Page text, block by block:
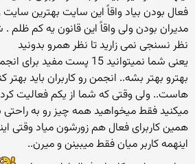
فعال بودن بیاد واقاً این سایت بهترین
مدیران بودن ولی واقاً این قانون یه كم ظلم .
نظر نسنجی نمی زارید تا نظر همرو بدونید
یعنی شما نمیتوانید 15 پست
بهترو بهتر بشه.. انجمن رو كاربران باید بهتر
هاست.. ولی وقتی كه شما از یكم فعالیت
میكنید فقط میخواهید همه چیز رو به راحتی
همین كاربرای فعال هم زورشون میاد وقتی
اینهمه كاربر میان فقط میبینن و میرن..